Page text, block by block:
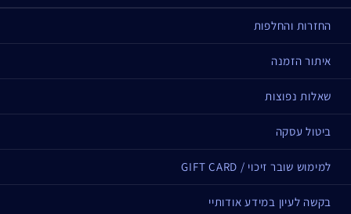
החזרות והחלפות
איתור הזמנה
שאלות נפוצות
ביטול עסקה
למימוש שובר זיכוי / GIFT CARD
בקשה לעיון במידע אודותיי